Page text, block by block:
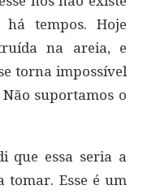
há tempos. Hoje
na areia, e
torna impossível
suportamos o
que essa seria a
tomar. Esse é um